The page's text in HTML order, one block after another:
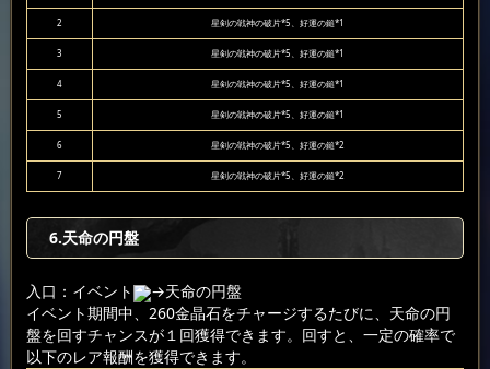
2 星剣の戦神の破片*5、好運の鎚*1
3 星剣の戦神の破片*5、好運の鎚*1
4 星剣の戦神の破片*5、好運の鎚*1
5 星剣の戦神の破片*5、好運の鎚*1
6 星剣の戦神の破片*5、好運の鎚*2
7 星剣の戦神の破片*5、好運の鎚*2
6.天命の円盤
入口：イベント
→天命の円盤
イベント期間中、260金晶石をチャージするたびに、天命の円
盤を回すチャンスが１回獲得できます。回すと、一定の確率で
以下のレア報酬を獲得できます。